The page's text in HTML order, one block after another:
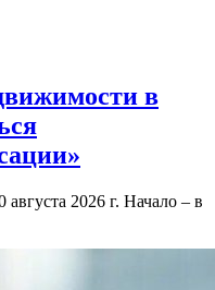
в
2026 г. Начало – в